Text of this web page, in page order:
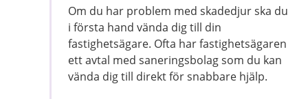
Om du har problem med skadedjur ska du
i första hand vända dig till din
fastighetsägare. Ofta har fastighetsägaren
ett avtal med saneringsbolag som du kan
vända dig till direkt för snabbare hjälp.